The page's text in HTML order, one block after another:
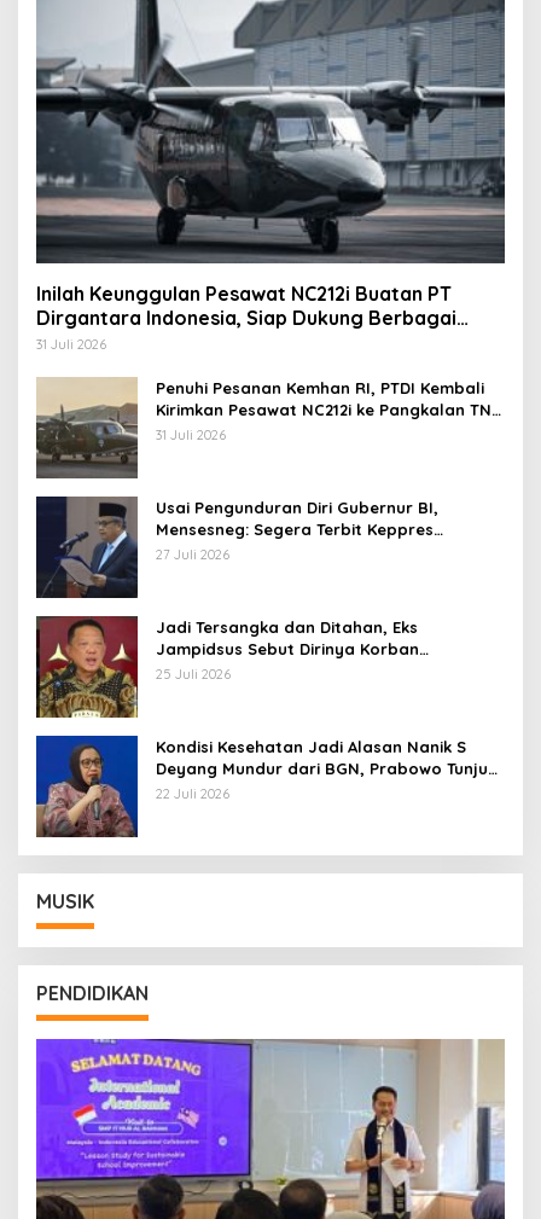
Inilah Keunggulan Pesawat NC212i Buatan PT
Dirgantara Indonesia, Siap Dukung Berbagai
Operasi TNI
31 Juli 2026
Penuhi Pesanan Kemhan RI, PTDI Kembali
Kirimkan Pesawat NC212i ke Pangkalan TNI
AU
31 Juli 2026
Usai Pengunduran Diri Gubernur BI,
Mensesneg: Segera Terbit Keppres
Pemberhentian dengan Hormat
27 Juli 2026
Jadi Tersangka dan Ditahan, Eks
Jampidsus Sebut Dirinya Korban
Kriminalisasi
25 Juli 2026
Kondisi Kesehatan Jadi Alasan Nanik S
Deyang Mundur dari BGN, Prabowo Tunjuk
Wamentan Sudaryono
22 Juli 2026
MUSIK
PENDIDIKAN